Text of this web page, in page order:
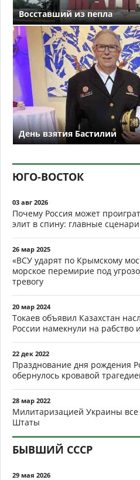
Восставший из пепла
День взятия Бастилии
ЮГО-ВОСТОК
03 авг 2026
Почему Россия может
элит в спину: главные
26 мар 2025
«ВСУ ударят по Крымскому
морское перемирие под
тревогу
20 мар 2024
Токаев объявил Казахстан
России намекнули на рабство
22 дек 2022
Празднование дня рождения
обернулось кровавой
28 мар 2022
Милитаризацией Украины все
Штаты
БЫВШИЙ СССР
29 мая 2026